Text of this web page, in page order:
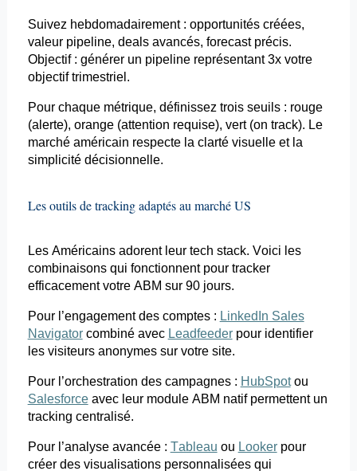
Suivez hebdomadairement : opportunités créées,
valeur pipeline, deals avancés, forecastprécis.
Objectif : générer un pipeline représentant 3x votre
objectif trimestriel.
Pour chaque métrique, définissez trois seuils : rouge
(alerte), orange (attention requise), vert (on track). Le
marché américain respecte la clarté visuelle et la
simplicité décisionnelle.
Les outils detrackingadaptés au marché US
Les Américains adorent leur tech stack. Voici les
combinaisons qui fonctionnent pour tracker
efficacement votre ABM sur 90 jours.
Pour l’engagement des comptes : LinkedIn Sales
Navigatorcombiné avec Leadfeederpour identifier
les visiteurs anonymes sur votre site.
Pour l’orchestration des campagnes : HubSpotou
Salesforceavec leur module ABM natif permettent un
tracking centralisé.
Pour l’analyse avancée : Tableau ou Lookerpour
créer des visualisations personnalisées qui